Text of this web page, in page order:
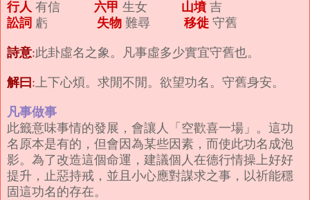
行人 有信 六甲 生女 山墳吉
訟詞 虧 失物 難尋 移徙 守舊
詩意:此卦虛名之象。凡事虛多少實宜守舊也。
解曰:上下心煩。求閒不閒。欲望功名。守舊身安。
凡事做事
此籤意味事情的發展，會讓人「空歡喜一場」。這功
名原本是有的，但會因為某些因素，而使此功名成泡
影。為了改造這個命運，建議個人在德行情操上好好
提升，止惡持戒，並且小心應對謀求之事，以祈能穩
固這功名的存在。